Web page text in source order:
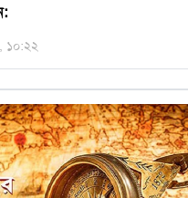
১০:২২